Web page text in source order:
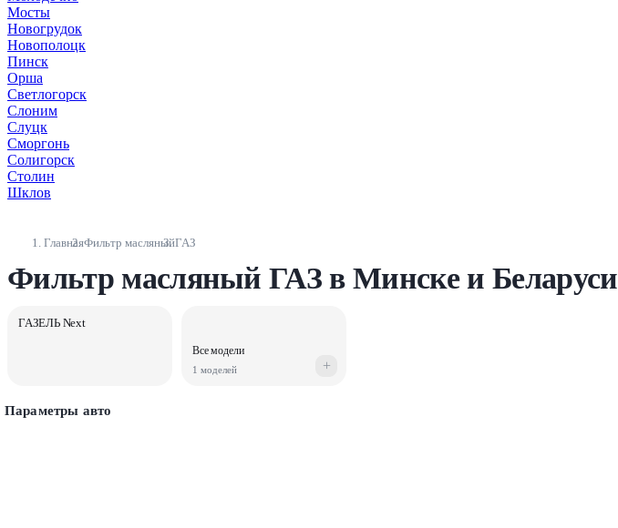
Мосты
Новогрудок
Новополоцк
Пинск
Орша
Светлогорск
Слоним
Слуцк
Сморгонь
Солигорск
Столин
Шклов
ГлавнаяФильтр масляныйГАЗ
Фильтр масляный ГАЗ в Минске и Беларуси
ГАЗЕЛЬ Next
Все модели
1 моделей +
Параметры авто